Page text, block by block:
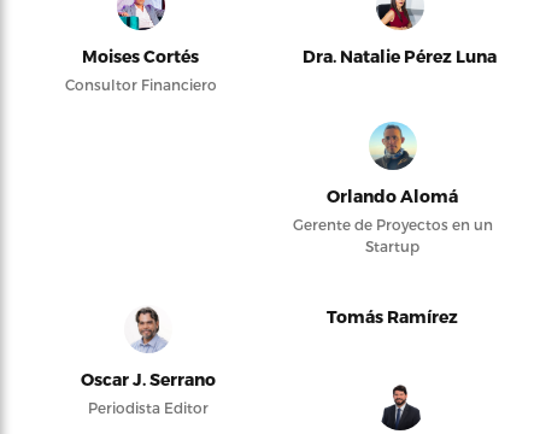
Moises Cortés
Consultor Financiero
Dra. Natalie Pérez Luna
Orlando Alomá
Gerente de Proyectos en un
Startup
Oscar J. Serrano
Periodista Editor
Tomás Ramírez